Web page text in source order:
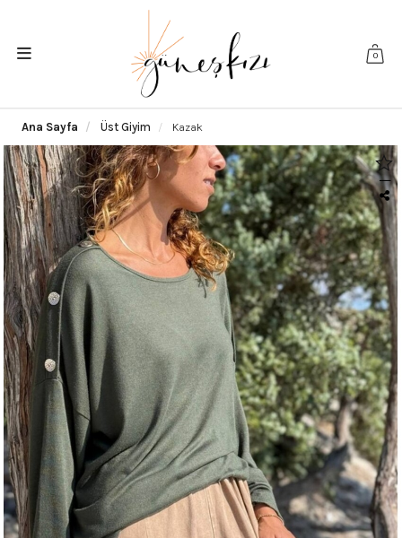
0
Ana Sayfa Üst Giyim Kazak